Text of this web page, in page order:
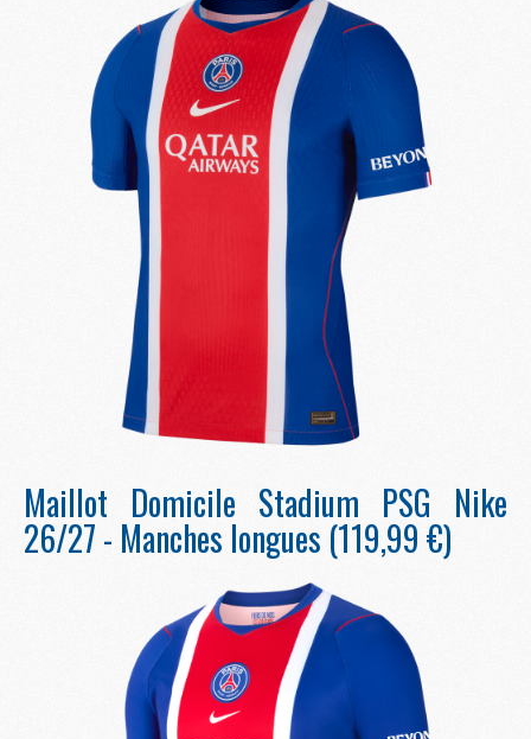
Maillot Domicile Stadium PSG Nike
26/27 - Manches longues (119,99 €)